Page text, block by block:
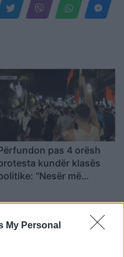
My Personal
pas 4 orësh
kundër klasës
“Nesër më